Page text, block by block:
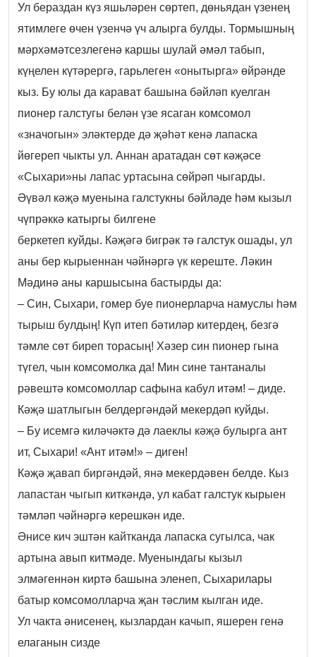
Ул бераздан күз яшьләрен сөртеп, дөньядан үзенең
ятимлеге өчен үзенчә үч алырга булды. Тормышның
мәрхәмәтсезлегенә каршы шулай әмәл табып,
күңелен күтәрергә, гарьлеген «онытырга» өйрәнде
кыз. Бу юлы да карават башына бәйләп куелган
пионер галстугы белән үзе ясаган комсомол
«значогын» эләктерде дә җәһәт кенә лапаска
йөгереп чыкты ул. Аннан аратадан сөт кәҗәсе
«Сыхари»ны лапас уртасына сөйрәп чыгарды.
Әүвәл кәҗә муенына галстукны бәйләде һәм кызыл
чүпрәккә катыргы билгене
беркетеп куйды. Кәҗәгә бигрәк тә галстук ошады, ул
аны бер кырыеннан чәйнәргә үк кереште. Ләкин
Мәдинә аны каршысына бастырды да:
– Син, Сыхари, гомер буе пионерларча намуслы һәм
тырыш булдың! Күп итеп бәтиләр китердең, безгә
тәмле сөт биреп торасың! Хәзер син пионер гына
түгел, чын комсомолка да! Мин сине тантаналы
рәвештә комсомоллар сафына кабул итәм! – диде.
Кәҗә шатлыгын белдергәндәй мекердәп куйды.
– Бу исемгә киләчәктә дә лаеклы кәҗә булырга ант
ит, Сыхари! «Ант итәм!» – диген!
Кәҗә җавап биргәндәй, янә мекердәвен белде. Кыз
лапастан чыгып киткәндә, ул кабат галстук кырыен
тәмләп чәйнәргә керешкән иде.
Әнисе кич эштән кайтканда лапаска сугылса, чак
артына авып китмәде. Муенындагы кызыл
элмәгеннән киртә башына эленеп, Сыхарилары
батыр комсомолларча җан тәслим кылган иде.
Ул чакта әнисенең, кызлардан качып, яшерен генә
елаганын сизде